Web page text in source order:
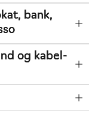
bank,
og kabel-